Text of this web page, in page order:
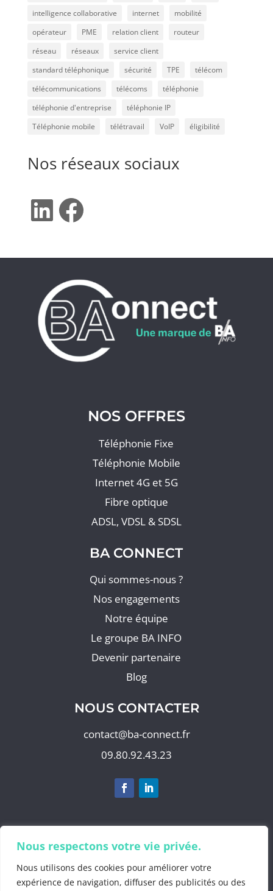
Nous respectons votre vie privée.
Nous utilisons des cookies pour améliorer votre
expérience de navigation, diffuser des publicités ou des
intelligence collaborative
internet
mobilité
opérateur
PME relation client
routeur
réseau
réseaux
service client
standard téléphonique
sécurité TPE
télécom
télécommunications
télécoms
téléphonie
téléphonie d'entreprise
téléphonie IP
Téléphonie mobile
télétravail VoIP éligibilité
Nos réseaux sociaux
LinkedIn
Facebook
NOS OFFRES
Téléphonie Fixe
Téléphonie Mobile
Internet 4G et 5G
Fibre optique
ADSL, VDSL & SDSL
BA CONNECT
Qui sommes-nous ?
Nos engagements
Notre équipe
Le groupe BA INFO
Devenir partenaire
Blog
NOUS CONTACTER
contact@ba-connect.fr
09.80.92.43.23
S'abonner à notre newsletter